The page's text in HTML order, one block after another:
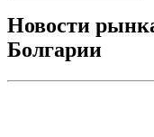
Новости
Болгарии